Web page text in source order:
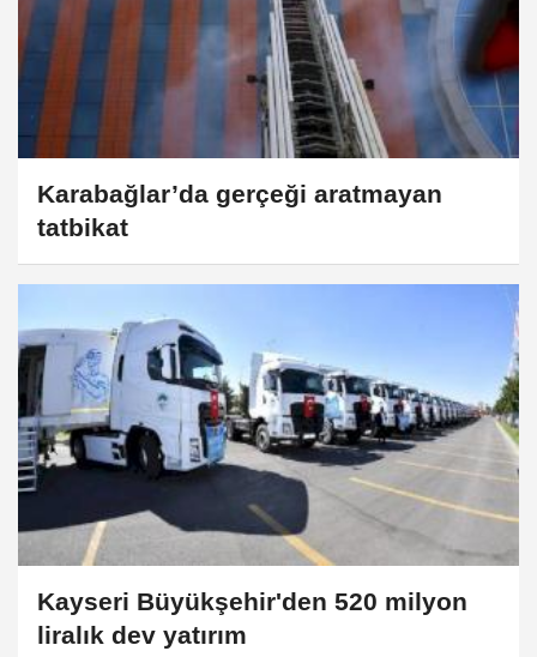
Karabağlar’da gerçeği aratmayan
tatbikat
Kayseri Büyükşehir'den 520 milyon
liralık dev yatırım